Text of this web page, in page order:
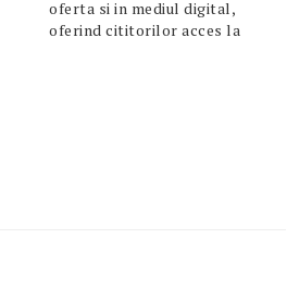
oferta si in mediul digital,
oferind cititorilor acces la